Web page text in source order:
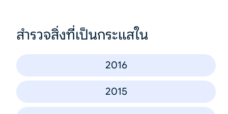
สำรวจสิ่งที่เป็นกระแสใน
2016
2015